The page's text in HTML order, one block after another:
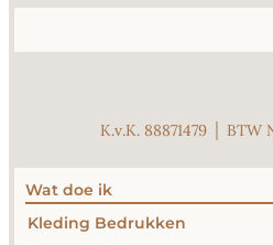
K.v.K. 88871479 │ BTW
Wat doe ik
Kleding Bedrukken